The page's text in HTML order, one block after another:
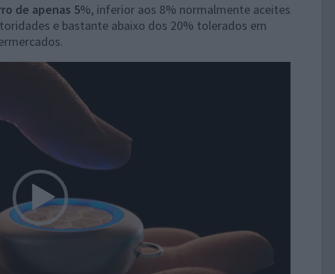
de apenas 5%, inferior aos 8% normalmente aceites
e bastante abaixo dos 20% tolerados em